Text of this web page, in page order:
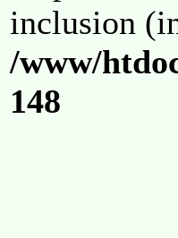
inclusion
/www/
148